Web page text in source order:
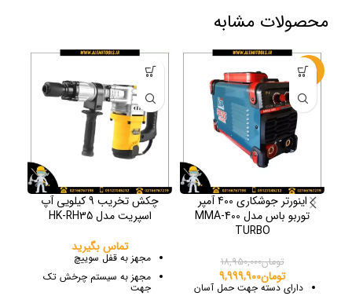
محصولات مشابه
-47%
اینورتر جوشکاری 400 آمپر
توربو باس مدل MMA-400
TURBO
تومان18,950,000
تومان9,999,900
دارای دسته جهت حمل آسان
چکش تخریب 9 کیلویی آپ
اسپریت مدل HK-RH35
تماس بگیرید
مجهز به قفل سوییچ
مجهز به سیستم چرخش تک
جهت